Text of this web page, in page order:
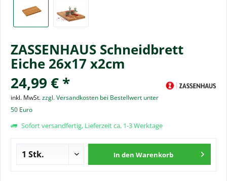
ZASSENHAUS Schneidbrett
Eiche 26x17 x2cm
24,99 € *
inkl. MwSt.zzgl. Versandkosten bei Bestellwert unter
50 Euro
Sofort versandfertig, Lieferzeit ca. 1-3 Werktage
In den Warenkorb